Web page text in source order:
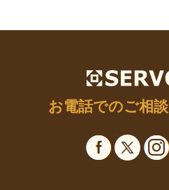
お電話でのご相談